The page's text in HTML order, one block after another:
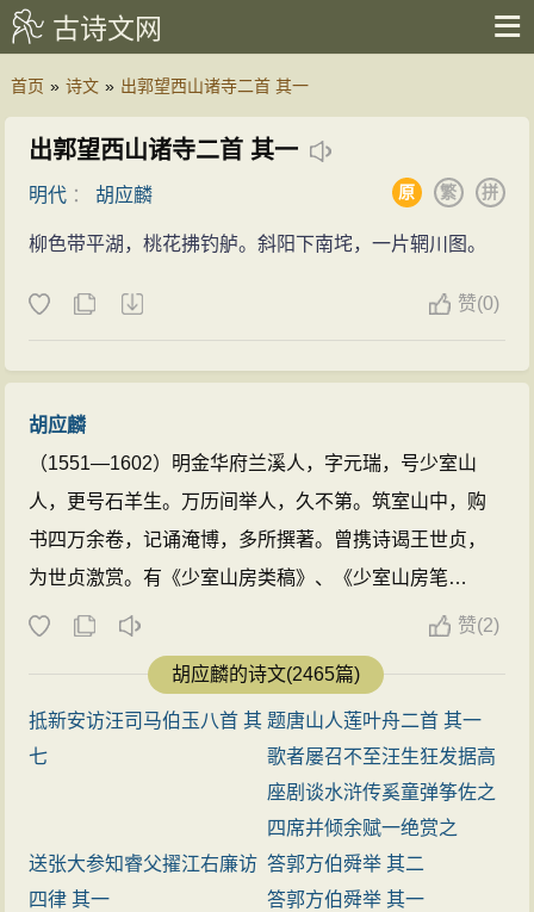
古诗文网
首页 » 诗文 » 出郭望西山诸寺二首 其一
出郭望西山诸寺二首 其一
明代 ：胡应麟 拼
繁
原
柳色带平湖，桃花拂钓舻。斜阳下南垞，一片辋川图。
赞(0)
胡应麟
（1551—1602）明金华府兰溪人，字元瑞，号少室山
人，更号石羊生。万历间举人，久不第。筑室山中，购
书四万余卷，记诵淹博，多所撰著。曾携诗谒王世贞，
为世贞激赏。有《少室山房类稿》、《少室山房笔
丛》、《诗薮》。 ...
赞(2)
胡应麟的诗文(2465篇)
抵新安访汪司马伯玉八首 其
七
题唐山人莲叶舟二首 其一
歌者屡召不至汪生狂发据高
座剧谈水浒传奚童弹筝佐之
四席并倾余赋一绝赏之
送张大参知睿父擢江右廉访
四律 其一
答郭方伯舜举 其二
答郭方伯舜举 其一